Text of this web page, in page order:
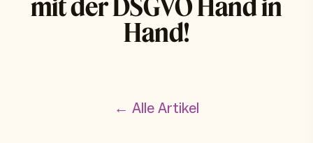
Hand!
← Alle Artikel